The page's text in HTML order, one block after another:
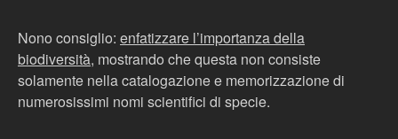
Nono consiglio: enfatizzare l’importanza della
biodiversità, mostrando che questa non consiste
solamente nella catalogazione e memorizzazione di
numerosissimi nomi scientifici di specie.